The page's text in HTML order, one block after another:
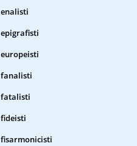
enalisti
epigrafisti
europeisti
fanalisti
fatalisti
fideisti
fisarmonicisti